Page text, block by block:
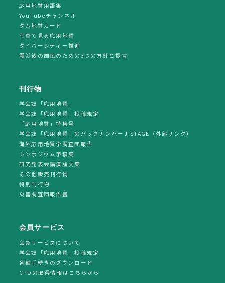
応用地質用語集
YouTubeチャンネル
ダム地質カード
写真で見る応用地質
ダイバーシティー推進
震災後の国民のための3つの方針と提言
刊行物
学会誌「応用地質」
学会誌「応用地質」投稿規定
「応用地質」特集号
学会誌「応用地質」のバックナンバーJ-STAGE（外部リンク）
海外応用地質学調査団報告
シンポジウム予稿集
研究発表会講演論文集
その他販売刊行物
特別刊行物
災害調査団報告書
会員サービス
会員サービスについて
学会誌「応用地質」投稿規定
各種手続きのダウンロード
CPDの取得情報はこちらから